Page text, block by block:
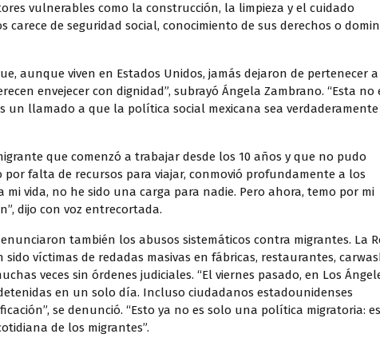
vulnerables como la construcción, la limpieza y el cuidado
carece de seguridad social, conocimiento de sus derechos o
aunque viven en Estados Unidos, jamás dejaron de pertenecer a
envejecer con dignidad”, subrayó Ángela Zambrano. “Esta no
un llamado a que la política social mexicana sea verdaderamente
que comenzó a trabajar desde los 10 años y que no pudo
por falta de recursos para viajar, conmovió profundamente a los
mi vida, no he sido una carga para nadie. Pero ahora, temo por mi
dijo con voz entrecortada.
también los abusos sistemáticos contra migrantes. La
víctimas de redadas masivas en fábricas, restaurantes,
veces sin órdenes judiciales. “El viernes pasado, en Los
en un solo día. Incluso ciudadanos estadounidenses
se denunció. “Esto ya no es solo una política migratoria: es
de los migrantes”.